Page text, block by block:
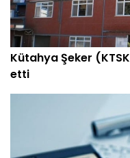
Kütahya Şeker
etti